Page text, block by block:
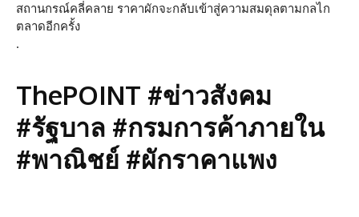
สถานกรณ์คลี่คลาย ราคาผักจะกลับเข้าสู่ความสมดุลตามกลไก
ตลาดอีกครั้ง
.
ThePOINT #ข่าวสังคม
#รัฐบาล #กรมการค้าภายใน
#พาณิชย์ #ผักราคาแพง